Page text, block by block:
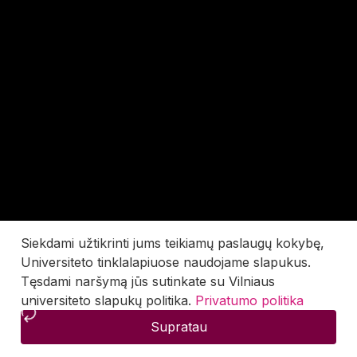
Siekdami užtikrinti jums teikiamų paslaugų kokybę,
Universiteto tinklalapiuose naudojame slapukus.
Tęsdami naršymą jūs sutinkate su Vilniaus
universiteto slapukų politika. Privatumo politika
Supratau